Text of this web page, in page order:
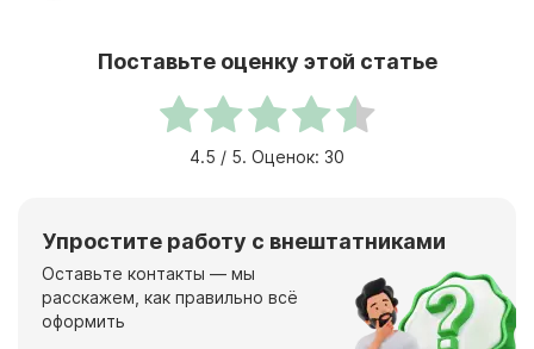
Поставьте оценку этой статье
4.5 / 5. Оценок: 30
Упростите работу с внештатниками
Оставьте контакты — мы
расскажем, как правильно всё
оформить